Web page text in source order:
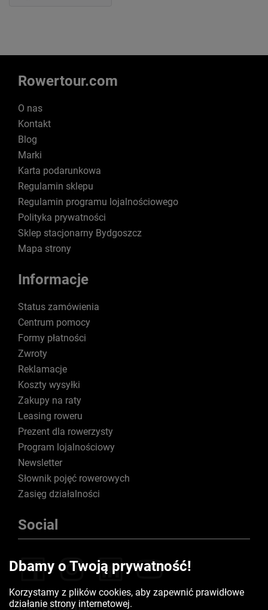
Rowertour.com
O nas
Kontakt
Blog
Marki
Karta podarunkowa
Regulamin sklepu
Regulamin programu lojalnościowego
Polityka prywatności
Sklep stacjonarny Bydgoszcz
Mapa strony
Informacje
Status zamówienia
Centrum pomocy
Formy płatności
Zwroty
Reklamacje
Koszty wysyłki
Zakupy na raty
Leasing roweru
Prezent dla rowerzysty
Program lojalnościowy
Newsletter
Słownik pojęć rowerowych
Zasięg działalności
Social
Dbamy o Twoją prywatność!
Korzystamy z plików cookies, aby zapewnić prawidłowe
działanie strony internetowej.